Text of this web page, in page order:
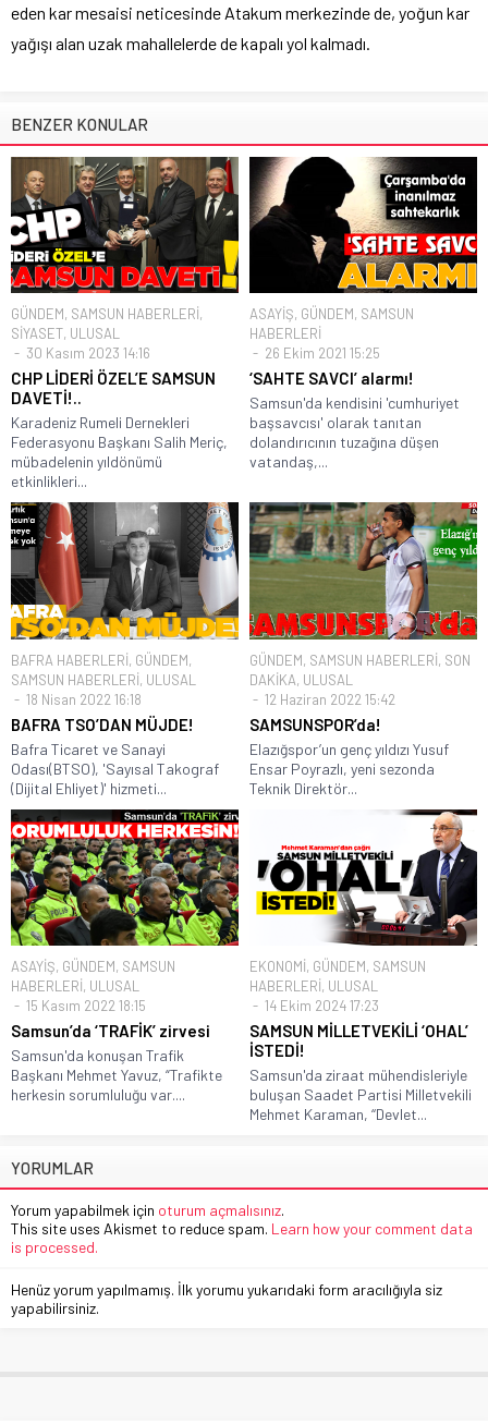
eden kar mesaisi neticesinde Atakum merkezinde de, yoğun kar
yağışı alan uzak mahallelerde de kapalı yol kalmadı.
BENZER KONULAR
GÜNDEM, SAMSUN HABERLERİ,
SİYASET, ULUSAL
30 Kasım 2023 14:16
CHP LİDERİ ÖZEL’E SAMSUN
DAVETİ!..
Karadeniz Rumeli Dernekleri
Federasyonu Başkanı Salih Meriç,
mübadelenin yıldönümü
etkinlikleri...
ASAYİŞ, GÜNDEM, SAMSUN
HABERLERİ
26 Ekim 2021 15:25
‘SAHTE SAVCI’ alarmı!
Samsun'da kendisini 'cumhuriyet
başsavcısı' olarak tanıtan
dolandırıcının tuzağına düşen
vatandaş,...
BAFRA HABERLERİ, GÜNDEM,
SAMSUN HABERLERİ, ULUSAL
18 Nisan 2022 16:18
BAFRA TSO’DAN MÜJDE!
Bafra Ticaret ve Sanayi
Odası(BTSO), 'Sayısal Takograf
(Dijital Ehliyet)' hizmeti...
GÜNDEM, SAMSUN HABERLERİ, SON
DAKİKA, ULUSAL
12 Haziran 2022 15:42
SAMSUNSPOR’da!
Elazığspor’un genç yıldızı Yusuf
Ensar Poyrazlı, yeni sezonda
Teknik Direktör...
ASAYİŞ, GÜNDEM, SAMSUN
HABERLERİ, ULUSAL
15 Kasım 2022 18:15
Samsun’da ‘TRAFİK’ zirvesi
Samsun'da konuşan Trafik
Başkanı Mehmet Yavuz, “Trafikte
herkesin sorumluluğu var....
EKONOMİ, GÜNDEM, SAMSUN
HABERLERİ, ULUSAL
14 Ekim 2024 17:23
SAMSUN MİLLETVEKİLİ ‘OHAL’
İSTEDİ!
Samsun'da ziraat mühendisleriyle
buluşan Saadet Partisi Milletvekili
Mehmet Karaman, ‘‘Devlet...
YORUMLAR
Yorum yapabilmek için oturum açmalısınız.
This site uses Akismet to reduce spam. Learn how your comment data
is processed.
Henüz yorum yapılmamış. İlk yorumu yukarıdaki form aracılığıyla siz
yapabilirsiniz.